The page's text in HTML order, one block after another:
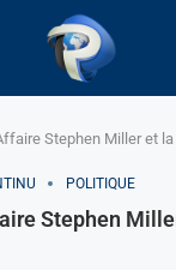
Stephen Miller et la
POLITIQUE
Stephen